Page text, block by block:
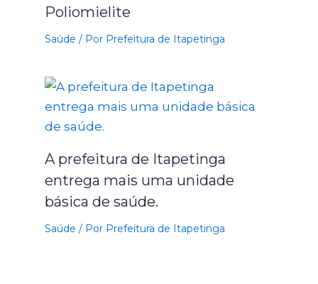
Poliomielite
Saúde / Por Prefeitura de Itapetinga
A prefeitura de Itapetinga
entrega mais uma unidade
básica de saúde.
Saúde / Por Prefeitura de Itapetinga